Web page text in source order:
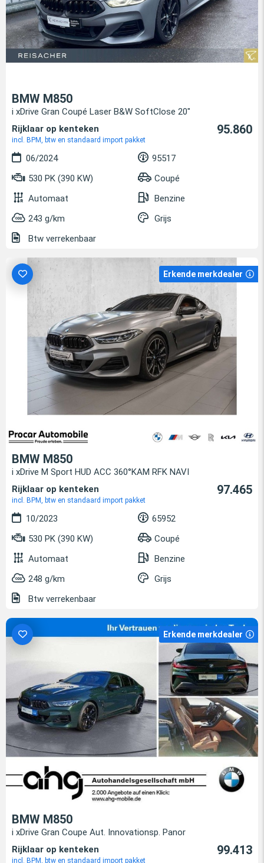
BMW M850
i xDrive Gran Coupé Laser B&W SoftClose 20"
Rijklaar op kenteken
incl. BPM, btw en standaard import pakket
95.860
06/2024
95517
530 PK (390 KW)
Coupé
Automaat
Benzine
243 g/km
Grijs
Btw verrekenbaar
Erkende merkdealer
BMW M850
i xDrive M Sport HUD ACC 360°KAM RFK NAVI
Rijklaar op kenteken
incl. BPM, btw en standaard import pakket
97.465
10/2023
65952
530 PK (390 KW)
Coupé
Automaat
Benzine
248 g/km
Grijs
Btw verrekenbaar
Erkende merkdealer
BMW M850
i xDrive Gran Coupe Aut. Innovationsp. Panor
Rijklaar op kenteken
incl. BPM, btw en standaard import pakket
99.413